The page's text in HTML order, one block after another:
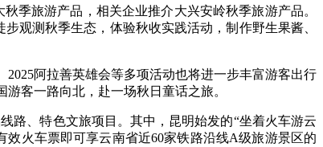
季旅游产品，相关企业推介大兴安岭秋季旅游产品。
观测秋季生态，体验秋收实践活动，制作野生果酱、
阿拉善英雄会等多项活动也将进一步丰富游客出行
客一路向北，赴一场秋日童话之旅。
、特色文旅项目。其中，昆明始发的“坐着火车游云
火车票即可享云南省近60家铁路沿线A级旅游景区的